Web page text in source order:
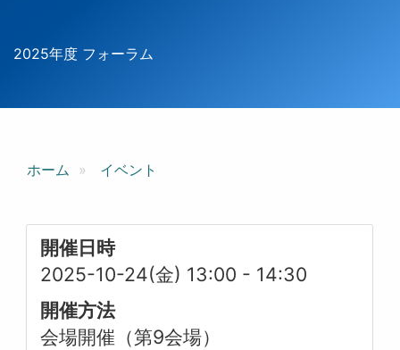
2025年度 フォーラム
ホーム イベント
開催日時
2025-10-24(金) 13:00 - 14:30
開催方法
会場開催（第9会場）